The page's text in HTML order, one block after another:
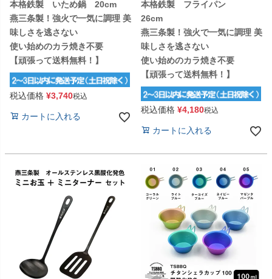
本格鉄製 いため鍋 20cm
燕三条製！強火で一気に調理 美
味しさを逃さない
使い始めのカラ焼き不要
【頑張って送料無料！】
税込価格 ¥3,740税込
カートに入れる
本格鉄製 フライパン
26cm
燕三条製！強火で一気に調理 美
味しさを逃さない
使い始めのカラ焼き不要
【頑張って送料無料！】
税込価格 ¥4,180税込
カートに入れる